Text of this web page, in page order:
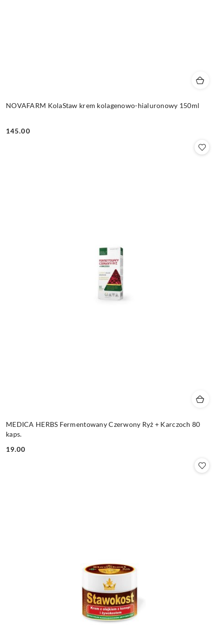
NOVAFARM KolaStaw krem kolagenowo-hialuronowy 150ml
Cena:
145.00
MEDICA HERBS Fermentowany Czerwony Ryż + Karczoch 80
kaps.
Cena:
19.00